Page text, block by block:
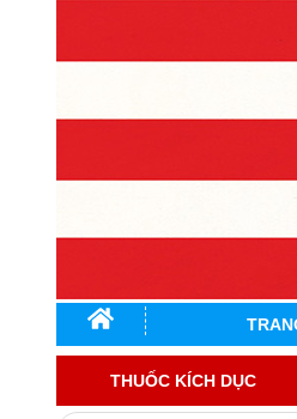
THUỐC KÍCH DỤC